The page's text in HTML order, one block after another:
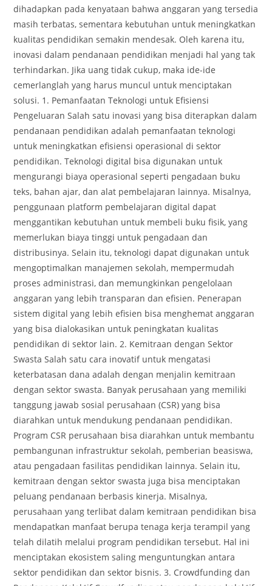
dihadapkan pada kenyataan bahwa anggaran yang tersedia
masih terbatas, sementara kebutuhan untuk meningkatkan
kualitas pendidikan semakin mendesak. Oleh karena itu,
inovasi dalam pendanaan pendidikan menjadi hal yang tak
terhindarkan. Jika uang tidak cukup, maka ide-ide
cemerlanglah yang harus muncul untuk menciptakan
solusi. 1. Pemanfaatan Teknologi untuk Efisiensi
Pengeluaran Salah satu inovasi yang bisa diterapkan dalam
pendanaan pendidikan adalah pemanfaatan teknologi
untuk meningkatkan efisiensi operasional di sektor
pendidikan. Teknologi digital bisa digunakan untuk
mengurangi biaya operasional seperti pengadaan buku
teks, bahan ajar, dan alat pembelajaran lainnya. Misalnya,
penggunaan platform pembelajaran digital dapat
menggantikan kebutuhan untuk membeli buku fisik, yang
memerlukan biaya tinggi untuk pengadaan dan
distribusinya. Selain itu, teknologi dapat digunakan untuk
mengoptimalkan manajemen sekolah, mempermudah
proses administrasi, dan memungkinkan pengelolaan
anggaran yang lebih transparan dan efisien. Penerapan
sistem digital yang lebih efisien bisa menghemat anggaran
yang bisa dialokasikan untuk peningkatan kualitas
pendidikan di sektor lain. 2. Kemitraan dengan Sektor
Swasta Salah satu cara inovatif untuk mengatasi
keterbatasan dana adalah dengan menjalin kemitraan
dengan sektor swasta. Banyak perusahaan yang memiliki
tanggung jawab sosial perusahaan (CSR) yang bisa
diarahkan untuk mendukung pendanaan pendidikan.
Program CSR perusahaan bisa diarahkan untuk membantu
pembangunan infrastruktur sekolah, pemberian beasiswa,
atau pengadaan fasilitas pendidikan lainnya. Selain itu,
kemitraan dengan sektor swasta juga bisa menciptakan
peluang pendanaan berbasis kinerja. Misalnya,
perusahaan yang terlibat dalam kemitraan pendidikan bisa
mendapatkan manfaat berupa tenaga kerja terampil yang
telah dilatih melalui program pendidikan tersebut. Hal ini
menciptakan ekosistem saling menguntungkan antara
sektor pendidikan dan sektor bisnis. 3. Crowdfunding dan